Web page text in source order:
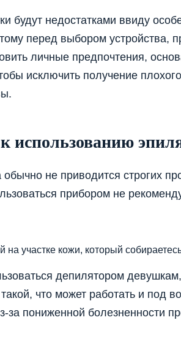
будут недостатками ввиду
перед выбором устройства,
личные предпочтения,
исключить получение плохого
использованию
не приводится строгих
прибором не
участке кожи, который
депилятором
что может работать и под
за пониженной болезненности